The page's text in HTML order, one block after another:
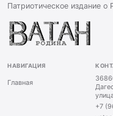
Патриотическое издание
НАВИГАЦИЯ
Главная
+7